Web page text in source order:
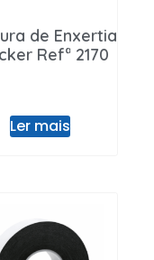
de Enxertia
Refª 2170
Ler mais